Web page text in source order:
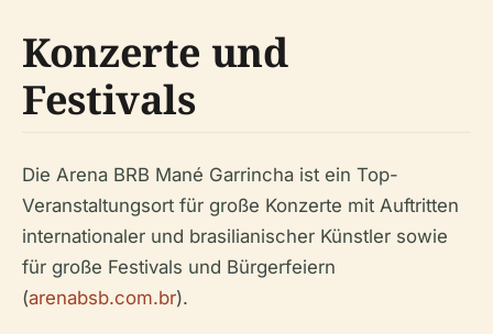
Konzerte und
Festivals
Die Arena BRB Mané Garrincha ist ein Top-
Veranstaltungsort für große Konzerte mit Auftritten
internationaler und brasilianischer Künstler sowie
für große Festivals und Bürgerfeiern
(arenabsb.com.br).